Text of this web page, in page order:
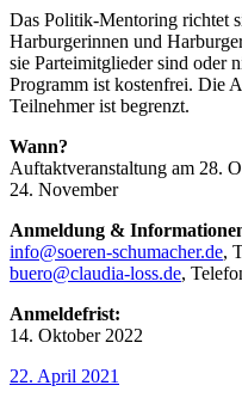
Das Politik-Mentoring richtet
Harburgerinnen und
sie Parteimitglieder sind oder
Programm ist kostenfrei. Die
Teilnehmer ist begrenzt.
Wann?
Auftaktveranstaltung am 28.
24. November
Anmeldung &
info@soeren-schumacher.de,
buero@claudia-loss.de,
Anmeldefrist:
14. Oktober 2022
Veröffentlicht
22. April 2021